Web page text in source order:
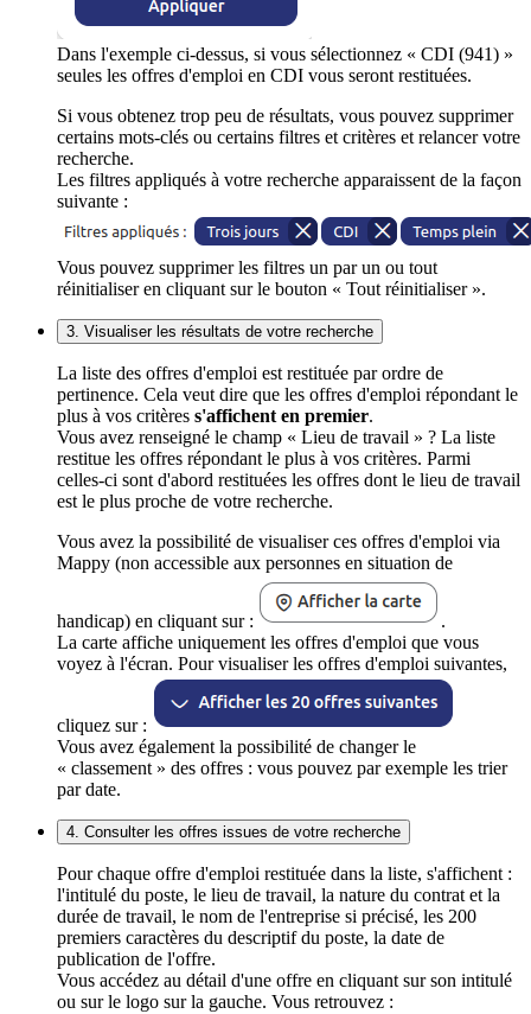
Dans l'exemple ci-dessus, si vous sélectionnez « CDI (941) »
seules les offres d'emploi en CDI vous seront restituées.
Si vous obtenez trop peu de résultats, vous pouvez supprimer
certains mots-clés ou certains filtres et critères et relancer votre
recherche.
Les filtres appliqués à votre recherche apparaissent de la façon
suivante :
Vous pouvez supprimer les filtres un par un ou tout
réinitialiser en cliquant sur le bouton « Tout réinitialiser ».
3. Visualiser les résultats de votre recherche
La liste des offres d'emploi est restituée par ordre de
pertinence. Cela veut dire que les offres d'emploi répondant le
plus à vos critères s'affichent en premier.
Vous avez renseigné le champ « Lieu de travail » ? La liste
restitue les offres répondant le plus à vos critères. Parmi
celles-ci sont d'abord restituées les offres dont le lieu de travail
est le plus proche de votre recherche.
Vous avez la possibilité de visualiser ces offres d'emploi via
Mappy (non accessible aux personnes en situation de
handicap) en cliquant sur :
.
La carte affiche uniquement les offres d'emploi que vous
voyez à l'écran. Pour visualiser les offres d'emploi suivantes,
cliquez sur :
Vous avez également la possibilité de changer le
« classement » des offres : vous pouvez par exemple les trier
par date.
4. Consulter les offres issues de votre recherche
Pour chaque offre d'emploi restituée dans la liste, s'affichent :
l'intitulé du poste, le lieu de travail, la nature du contrat et la
durée de travail, le nom de l'entreprise si précisé, les 200
premiers caractères du descriptif du poste, la date de
publication de l'offre.
Vous accédez au détail d'une offre en cliquant sur son intitulé
ou sur le logo sur la gauche. Vous retrouvez :